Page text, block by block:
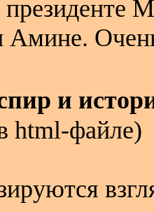
Амине.
и
html-файле)